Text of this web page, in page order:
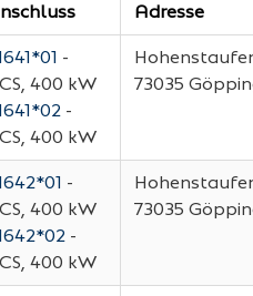
Adresse
-
400 kW
-
400 kW
73035
-
400 kW
-
400 kW
73035